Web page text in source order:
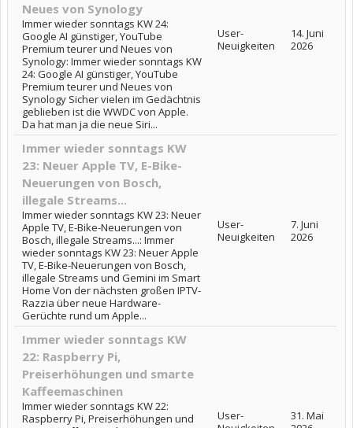
Neues von Synology
Immer wieder sonntags KW 24:
Google AI günstiger, YouTube
Premium teurer und Neues von
Synology: Immer wieder sonntags KW
24: Google AI günstiger, YouTube
Premium teurer und Neues von
Synology Sicher vielen im Gedächtnis
geblieben ist die WWDC von Apple.
Da hat man ja die neue Siri...
User-
Neuigkeiten
14. Juni
2026
Immer wieder sonntags KW
23: Neuer Apple TV, E-Bike-
Neuerungen von Bosch,
illegale Streams...
Immer wieder sonntags KW 23: Neuer
Apple TV, E-Bike-Neuerungen von
Bosch, illegale Streams...: Immer
wieder sonntags KW 23: Neuer Apple
TV, E-Bike-Neuerungen von Bosch,
illegale Streams und Gemini im Smart
Home Von der nächsten großen IPTV-
Razzia über neue Hardware-
Gerüchte rund um Apple...
User-
Neuigkeiten
7. Juni
2026
Immer wieder sonntags KW
22: Raspberry Pi,
Preiserhöhungen und smarte
Kaffeemaschinen
Immer wieder sonntags KW 22:
Raspberry Pi, Preiserhöhungen und
User-
31. Mai